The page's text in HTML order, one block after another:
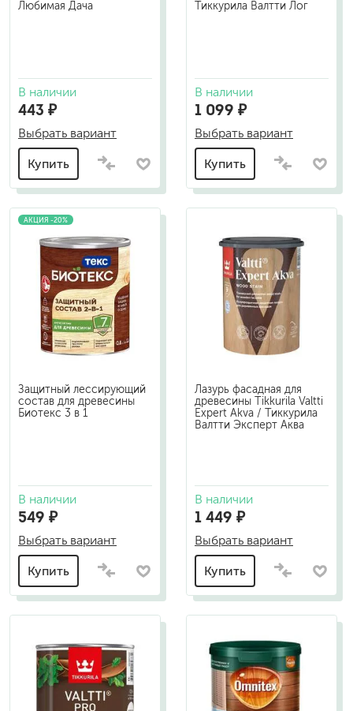
Любимая Дача
В наличии
443 ₽
Выбрать вариант
Купить
Тиккурила Валтти Лог
В наличии
1 099 ₽
Выбрать вариант
Купить
АКЦИЯ -20%
Защитный лессирующий
состав для древесины
Биотекс 3 в 1
В наличии
549 ₽
Выбрать вариант
Купить
Лазурь фасадная для
древесины Tikkurila Valtti
Expert Akva / Тиккурила
Валтти Эксперт Аква
В наличии
1 449 ₽
Выбрать вариант
Купить